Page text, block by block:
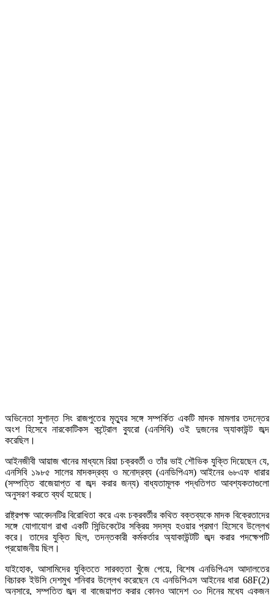
অভিনেতা সুশান্ত সিং রাজপুতের মৃত্যুর সঙ্গে সম্পর্কিত একটি মাদক মামলার তদন্তের
অংশ হিসেবে নারকোটিকস কন্ট্রোল ব্যুরো (এনসিবি) ওই দুজনের অ্যাকাউন্ট জব্দ
করেছিল।
আইনজীবী আয়াজ খানের মাধ্যমে রিয়া চক্রবর্তী ও তাঁর ভাই শৌভিক যুক্তি দিয়েছেন যে,
এনসিবি ১৯৮৫ সালের মাদকদ্রব্য ও মনোদ্রব্য (এনডিপিএস) আইনের ৬৮এফ ধারার
(সম্পত্তি বাজেয়াপ্ত বা জব্দ করার জন্য) বাধ্যতামূলক পদ্ধতিগত আবশ্যকতাগুলো
অনুসরণ করতে ব্যর্থ হয়েছে।
রাষ্ট্রপক্ষ আবেদনটির বিরোধিতা করে এবং চক্রবর্তীর কথিত বক্তব্যকে মাদক বিক্রেতাদের
সঙ্গে যোগাযোগ রাখা একটি সিন্ডিকেটের সক্রিয় সদস্য হওয়ার প্রমাণ হিসেবে উল্লেখ
করে। তাদের যুক্তি ছিল, তদন্তকারী কর্মকর্তার অ্যাকাউন্টটি জব্দ করার পদক্ষেপটি
প্রয়োজনীয় ছিল।
যাইহোক, আসামিদের যুক্তিতে সারবত্তা খুঁজে পেয়ে, বিশেষ এনডিপিএস আদালতের
বিচারক ইউসি দেশমুখ শনিবার উল্লেখ করেছেন যে এনডিপিএস আইনের ধারা 68F(2)
অনুসারে, সম্পত্তি জব্দ বা বাজেয়াপ্ত করার কোনও আদেশ ৩০ দিনের মধ্যে একজন